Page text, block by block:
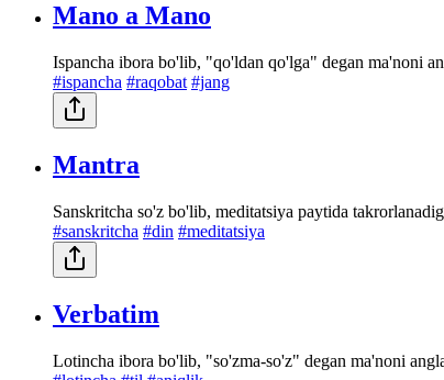
Mano a Mano
Ispancha ibora bo'lib, "qo'ldan qo'lga" degan ma'noni
#ispancha #raqobat #jang
Mantra
Sanskritcha so'z bo'lib, meditatsiya paytida
#sanskritcha #din #meditatsiya
Verbatim
Lotincha ibora bo'lib, "so'zma-so'z" degan ma'noni